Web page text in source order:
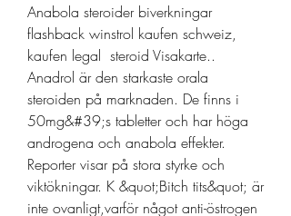
Anabola steroider biverkningar
flashback winstrol kaufen schweiz,
kaufen legal  steroid Visakarte..
Anadrol är den starkaste orala
steroiden på marknaden. De finns i
50mg&#39;s tabletter och har höga
androgena och anabola effekter.
Reporter visar på stora styrke och
viktökningar. K &quot;Bitch tits&quot; är
inte ovanligt,varför något anti-östrogen